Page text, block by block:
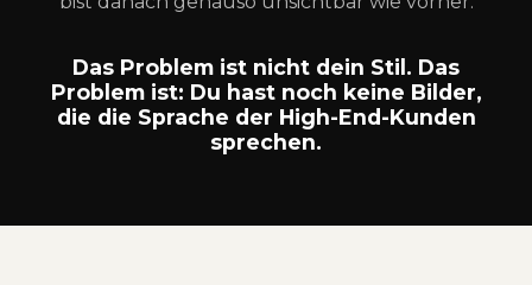
Das Problem ist nicht dein Stil. Das
Problem ist: Du hast noch keine Bilder,
die die Sprache der High-End-Kunden
sprechen.